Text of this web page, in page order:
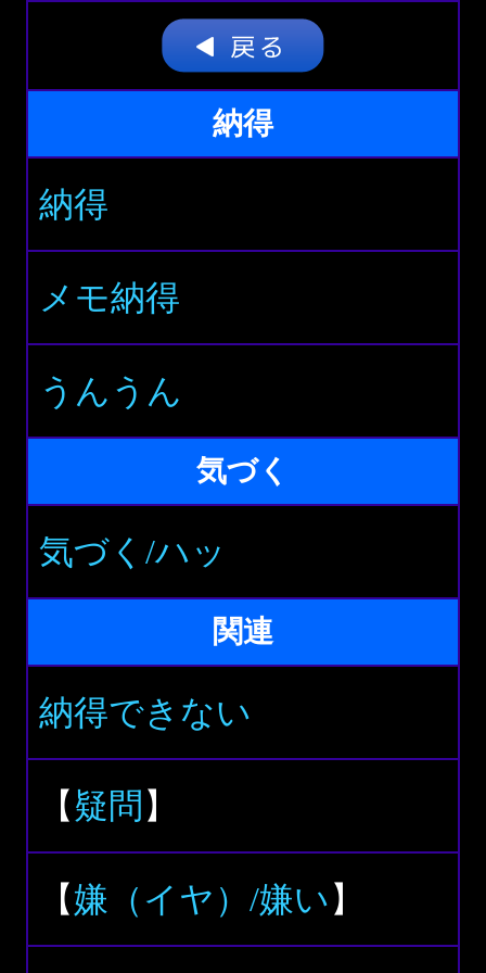
納得
納得
メモ納得
うんうん
気づく
気づく/ハッ
関連
納得できない
【疑問 】
【嫌（イヤ）/嫌い】